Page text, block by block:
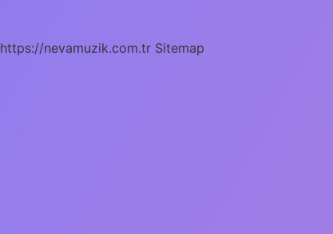
https://nevamuzik.com.tr Sitemap